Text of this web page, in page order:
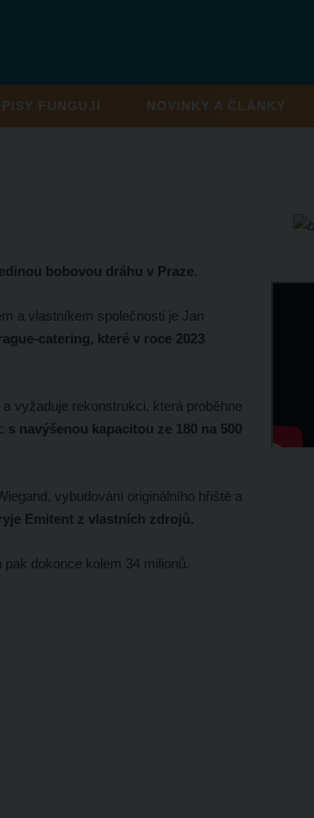
FUNGUJÍ NOVINKY A ČLÁNKY
bobovou dráhu v Praze.
a vlastníkem společnosti je Jan
catering, které v roce 2023
vyžaduje rekonstrukci, která proběhne
s navýšenou kapacitou ze 180 na 500
vybudování originálního hřiště a
Emitent z vlastních zdrojů.
dokonce kolem 34 milionů.